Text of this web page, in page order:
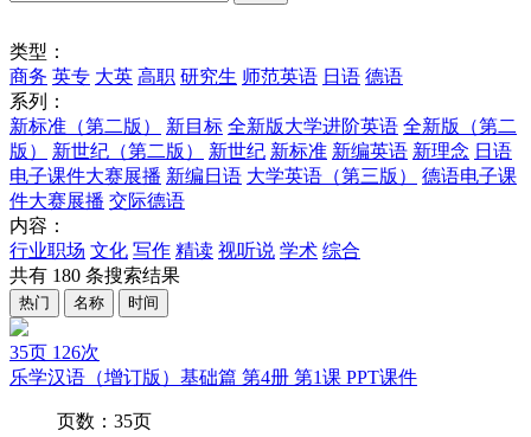
类型：
商务 英专 大英 高职 研究生 师范英语 日语 德语
系列：
新标准（第二版）
新目标 全新版大学进阶英语 全新版（第二
版）
新世纪（第二版） 新世纪 新标准 新编英语 新理念 日语
电子课件大赛展播 新编日语 大学英语（第三版）
德语电子课
件大赛展播 交际德语
内容：
行业职场 文化 写作 精读 视听说 学术 综合
共有 180 条搜索结果
热门 名称 时间
35页 126次
乐学汉语（增订版）基础篇 第4册 第1课 PPT课件
页数：35页